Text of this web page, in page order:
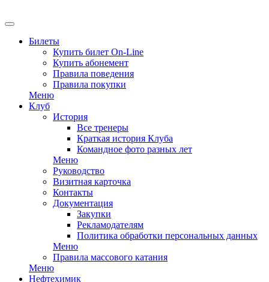
Билеты
Купить билет On-Line
Купить абонемент
Правила поведения
Правила покупки
Меню
Клуб
История
Все тренеры
Краткая история Клуба
Командное фото разных лет
Меню
Руководство
Визитная карточка
Контакты
Документация
Закупки
Рекламодателям
Политика обработки персональных данных
Меню
Правила массового катания
Меню
Нефтехимик